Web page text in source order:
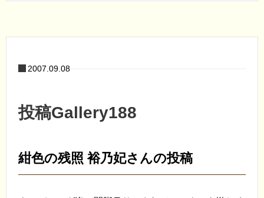
2007.09.08
投稿Gallery188
紺色の残照 裕乃妃さんの投稿